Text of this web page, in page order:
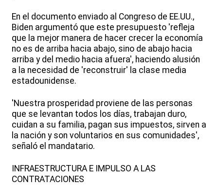
En el documento enviado al Congreso de EE.UU.,
Biden argumentó que este presupuesto 'refleja
que la mejor manera de hacer crecer la economía
no es de arriba hacia abajo, sino de abajo hacia
arriba y del medio hacia afuera', haciendo alusión
a la necesidad de 'reconstruir' la clase media
estadounidense.
'Nuestra prosperidad proviene de las personas
que se levantan todos los días, trabajan duro,
cuidan a su familia, pagan sus impuestos, sirven a
la nación y son voluntarios en sus comunidades',
señaló el mandatario.
INFRAESTRUCTURA E IMPULSO A LAS
CONTRATACIONES